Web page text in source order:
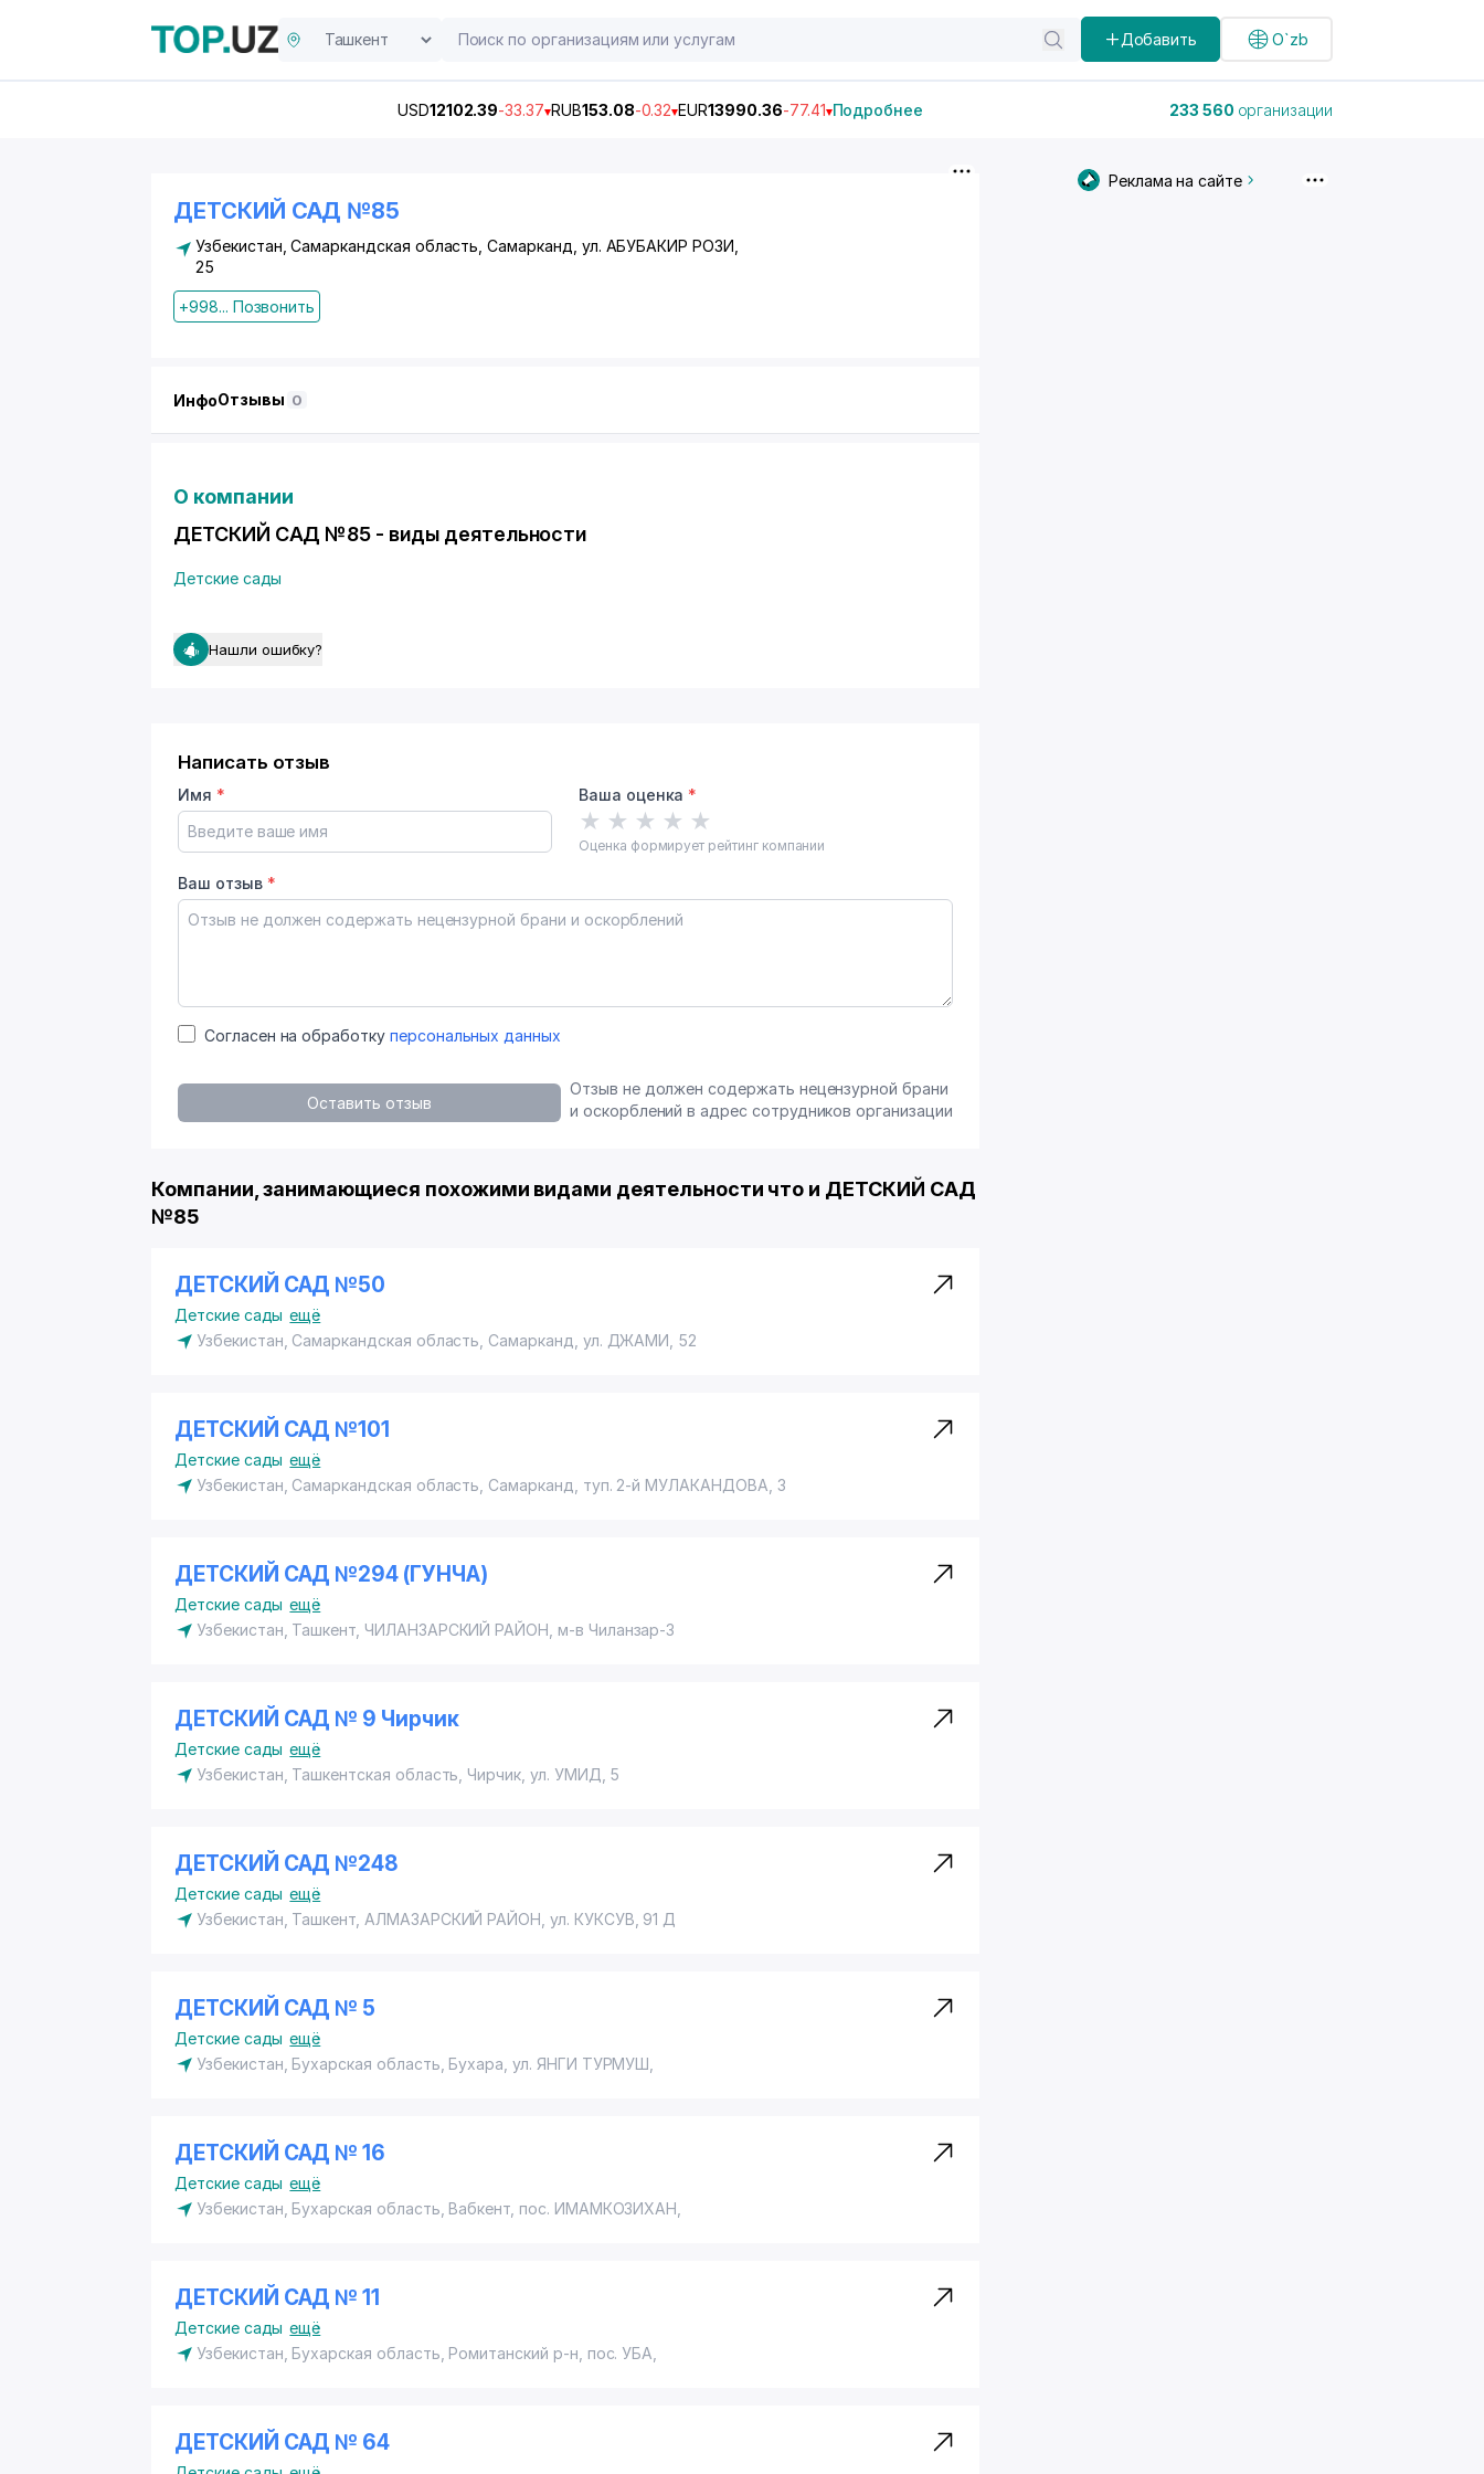
Добавить O`zb
USD12102.39-33.37 RUB153.08-0.32 EUR13990.36-77.41 Подробнее 233 560 организации
ДЕТСКИЙ САД №85
Узбекистан, Самаркандская область, Самарканд, ул. АБУБАКИР РОЗИ,
25
+998... Позвонить
ИнфоОтзывы 0
О компании
ДЕТСКИЙ САД №85 - виды деятельности
Детские сады
Нашли ошибку?
Написать отзыв
Имя * Ваша оценка *
★ ★ ★ ★ ★
Оценка формирует рейтинг компании
Ваш отзыв *
Согласен на обработку персональных данных
Оставить отзыв
Отзыв не должен содержать нецензурной брани
и оскорблений в адрес сотрудников организации
Компании, занимающиеся похожими видами деятельности что и ДЕТСКИЙ САД
№85
ДЕТСКИЙ САД №50
Детские сады ещё
Узбекистан, Самаркандская область, Самарканд, ул. ДЖАМИ , 52
ДЕТСКИЙ САД №101
Детские сады ещё
Узбекистан, Самаркандская область, Самарканд, туп. 2-й МУЛАКАНДОВА , 3
ДЕТСКИЙ САД №294 (ГУНЧА)
Детские сады ещё
Узбекистан, Ташкент, ЧИЛАНЗАРСКИЙ РАЙОН м-в Чиланзар-3
ДЕТСКИЙ САД № 9 Чирчик
Детские сады ещё
Узбекистан, Ташкентская область, Чирчик, ул. УМИД , 5
ДЕТСКИЙ САД №248
Детские сады ещё
Узбекистан, Ташкент, АЛМАЗАРСКИЙ РАЙОН ,ул. КУКСУВ , 91 Д
ДЕТСКИЙ САД № 5
Детские сады ещё
Узбекистан, Бухарская область, Бухара,ул. ЯНГИ ТУРМУШ
ДЕТСКИЙ САД № 16
Детские сады ещё
Узбекистан, Бухарская область, Вабкент, пос. ИМАМКОЗИХАН
ДЕТСКИЙ САД № 11
Детские сады ещё
Узбекистан, Бухарская область, Ромитанский р-н, пос. УБА
ДЕТСКИЙ САД № 64
Реклама на сайте